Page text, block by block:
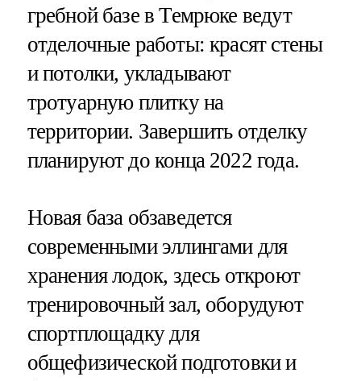
гребной базе в Темрюке ведут
отделочные работы: красят стены
и потолки, укладывают
тротуарную плитку на
территории. Завершить отделку
планируют до конца 2022 года.
Новая база обзаведется
современными эллингами для
хранения лодок, здесь откроют
тренировочный зал, оборудуют
спортплощадку для
общефизической подготовки и